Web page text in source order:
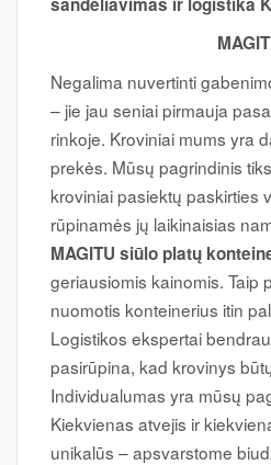
MAGITU UAB-
Negalima nuvertinti
– jie jau seniai pirmauja
rinkoje. Kroviniai mums yra
prekės. Mūsų pagrindinis
kroviniai pasiektų paskirties
rūpinamės jų laikinaisias
MAGITU siūlo platų
geriausiomis kainomis. Taip
nuomotis konteinerius itin
Logistikos ekspertai
pasirūpina, kad krovinys
Individualumas yra mūsų
Kiekvienas atvejis ir
unikalūs – apsvarstome